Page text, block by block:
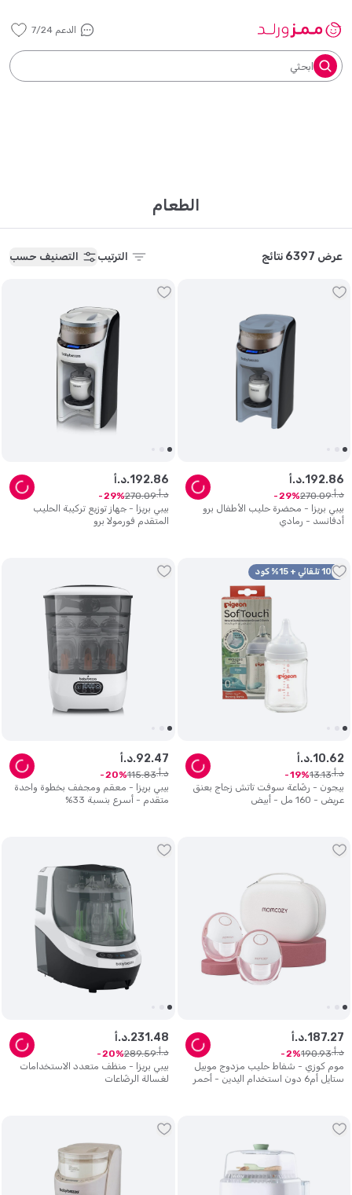
الدعم 7/24
ابحثي
الطعام
عرض 6397 نتائج الترتيب التصنيف حسب
بيبي بريزا - محضرة حليب الأطفال برو
أدفانسد - رمادي
د.أ.192.86
د.أ. 270.09
29
بيبي بريزا - جهاز توزيع تركيبة الحليب
المتقدم فورمولا برو
د.أ.192.86
د.أ. 270.09
29
10% تلقائي + 15% كود
بيجون - رضّاعة سوفت تاتش زجاج بعنق
عريض - 160 مل - أبيض
د.أ.10.62
د.أ. 13.13
19
بيبي بريزا - معقم ومجفف بخطوة واحدة
متقدم - أسرع بنسبة 33%
د.أ.92.47
د.أ. 115.83
20
موم كوزي - شفاط حليب مزدوج موبيل
ستايل أم6 دون استخدام اليدين - أحمر
د.أ.187.27
د.أ. 190.93
2
بيبي بريزا - منظف متعدد الاستخدامات
لغسالة الرضّاعات
د.أ.231 .48
د.أ. 289.59
20